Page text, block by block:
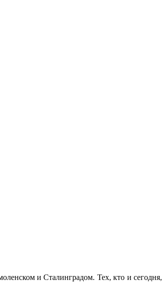
и Сталинградом. Тех, кто и сегодня,